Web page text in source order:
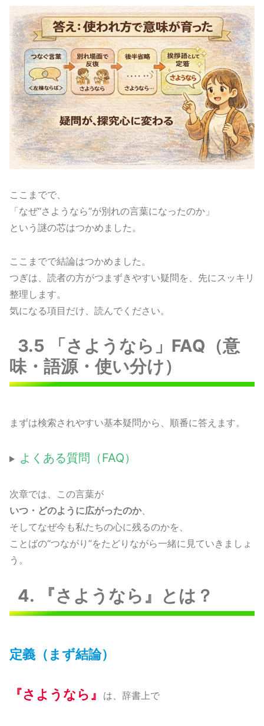
ここまでで、
「なぜ“さようなら”が別れの言葉になったのか」
という謎の芯はつかめました。
ここまでで結論はつかめました。
つぎは、読者の方がつまずきやすい疑問を、先にスッキリ
整理します。
気になる項目だけ、読んでください。
3.5 「さようなら」FAQ（意
味・語源・使い分け）
まずは検索されやすい基本疑問から、順番に答えます。
よくある質問（FAQ）
次章では、この言葉が
いつ・どのように広がったのか、
そしてなぜ今も私たちの心に残るのかを、
ことばの“つながり”をたどりながら一緒に見ていきましょ
う。
4. 『さようなら』とは？
定義（まず結論）
『さようなら』 は、辞書上で